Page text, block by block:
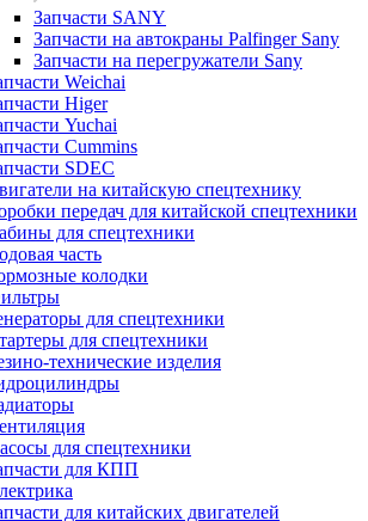
Запчасти SANY
Запчасти на автокраны Palfinger Sany
Запчасти на перегружатели Sany
Weichai
Higer
Yuchai
Cummins
SDEC
на китайскую спецтехнику
передач для китайской спецтехники
для спецтехники
часть
колодки
для спецтехники
для спецтехники
технические изделия
для спецтехники
для КПП
для китайских двигателей